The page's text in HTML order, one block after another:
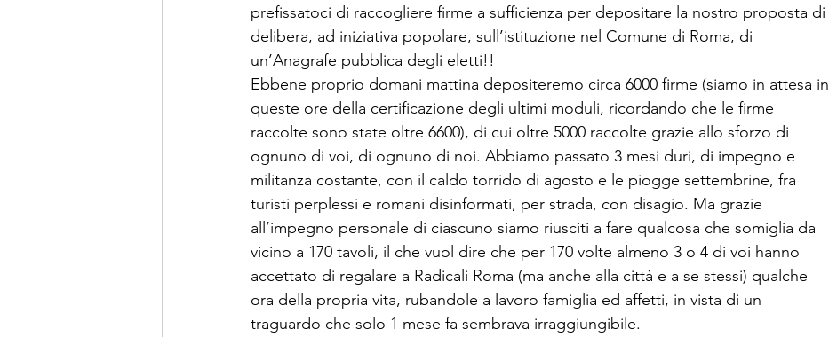
prefissatoci di raccogliere firme a sufficienza per depositare la nostro proposta di
delibera, ad iniziativa popolare, sull’istituzione nel Comune di Roma, di
un’Anagrafe pubblica degli eletti!!
Ebbene proprio domani mattina depositeremo circa 6000 firme (siamo in attesa in
queste ore della certificazione degli ultimi moduli, ricordando che le firme
raccolte sono state oltre 6600), di cui oltre 5000 raccolte grazie allo sforzo di
ognuno di voi, di ognuno di noi. Abbiamo passato 3 mesi duri, di impegno e
militanza costante, con il caldo torrido di agosto e le piogge settembrine, fra
turisti perplessi e romani disinformati, per strada, con disagio. Ma grazie
all’impegno personale di ciascuno siamo riusciti a fare qualcosa che somiglia da
vicino a 170 tavoli, il che vuol dire che per 170 volte almeno 3 o 4 di voi hanno
accettato di regalare a Radicali Roma (ma anche alla città e a se stessi) qualche
ora della propria vita, rubandole a lavoro famiglia ed affetti, in vista di un
traguardo che solo 1 mese fa sembrava irraggiungibile.